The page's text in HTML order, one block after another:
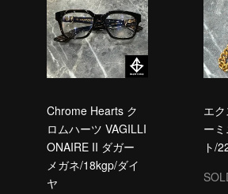
Chrome Hearts ク
ロムハーツ VAGILLI
ONAIRE II ダガー
メガネ/18kgp/ダイ
ヤ
エ
ー
ト/